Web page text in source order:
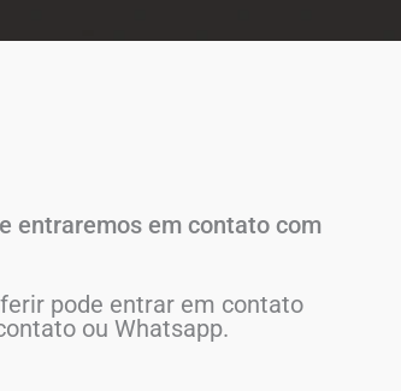
entraremos em contato com
pode entrar em contato
ou Whatsapp.